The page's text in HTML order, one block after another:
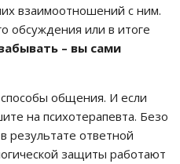
взаимоотношений с ним.
обсуждения или в итоге
– вы сами
общения. И если
на психотерапевта. Безо
результате ответной
защиты работают